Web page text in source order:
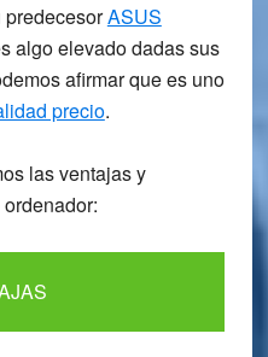
predecesorASUS
algo elevado dadas sus
afirmar que es uno
precio.
lasventajas y